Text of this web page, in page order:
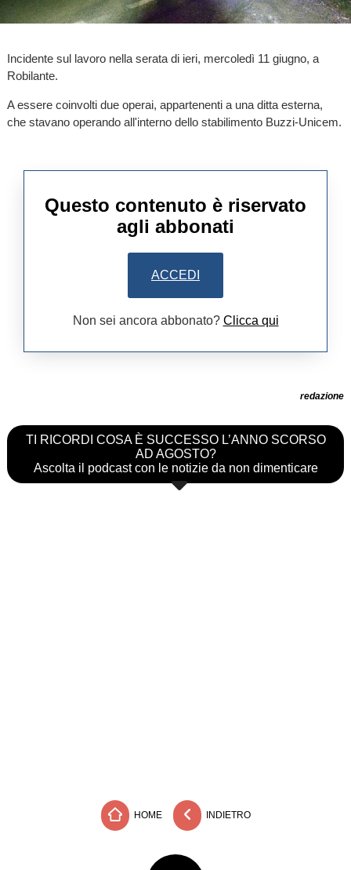
Incidente sul lavoro nella serata di ieri, mercoledì 11 giugno, a
Robilante.
A essere coinvolti due operai, appartenenti a una ditta esterna,
che stavano operando all'interno dello stabilimento Buzzi-Unicem.
Questo contenuto è riservato
agli abbonati
ACCEDI
Non sei ancora abbonato? Clicca qui
redazione
TI RICORDI COSA È SUCCESSO L’ANNO SCORSO
AD AGOSTO?
Ascolta il podcast con le notizie da non dimenticare
HOME INDIETRO